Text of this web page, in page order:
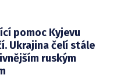
pomoc Kyjevu
Ukrajina čelí stále
ruským